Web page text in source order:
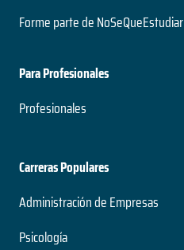
Forme parte de NoSeQueEstudiar
Para Profesionales
Profesionales
Carreras Populares
Administración de Empresas
Psicología